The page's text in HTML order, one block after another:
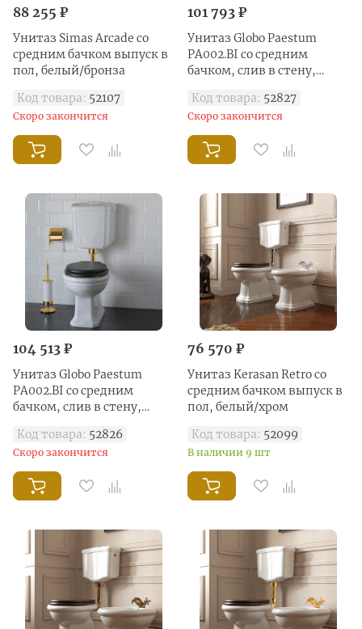
88 255 ₽
Унитаз Simas Arcade со
средним бачком выпуск в
пол, белый/бронза
Код товара: 52107
Скоро закончится
101 793 ₽
Унитаз Globo Paestum
PA002.BI со средним
бачком, слив в стену,
Код товара: 52827
Скоро закончится
104 513 ₽
Унитаз Globo Paestum
PA002.BI со средним
бачком, слив в стену,
Код товара: 52826
Скоро закончится
76 570 ₽
Унитаз Kerasan Retro со
средним бачком выпуск в
пол, белый/хром
Код товара: 52099
В наличии 9 шт